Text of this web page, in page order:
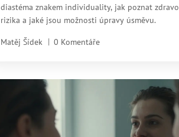
diastéma znakem individuality, jak poznat
rizika a jaké jsou možnosti úpravy úsměvu.
Matěj Šídek 0 Komentáře